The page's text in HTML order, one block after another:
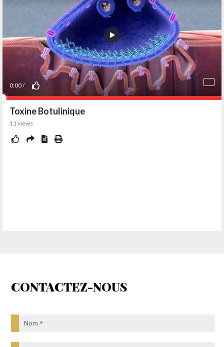
CONTACTEZ-NOUS